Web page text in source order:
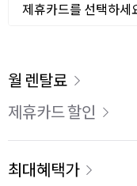
제휴카드를 선택하세
이용 요금
월 렌탈료
제휴카드 할인
최대혜택가